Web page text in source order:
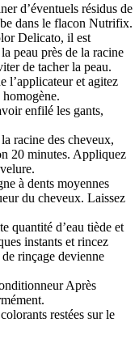
d’éventuels résidus de
dans le flacon Nutrifix.
Delicato, il est
peau près de la racine
de tacher la peau.
l’applicateur et agitez
enfilé les gants,
racine des cheveux,
20 minutes. Appliquez
à dents moyennes
du cheveux. Laissez
quantité d’eau tiède et
instants et rincez
de rinçage devienne
Après
restées sur le